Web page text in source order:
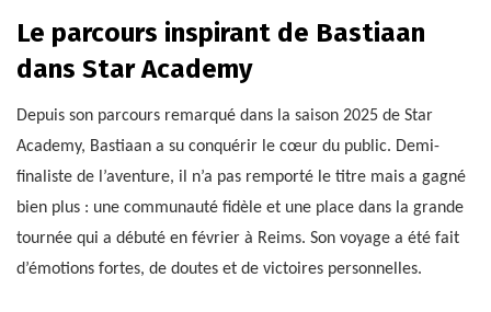
Le parcours inspirant de Bastiaan
dans Star Academy
Depuis son parcours remarqué dans la saison 2025 de Star
Academy, Bastiaan a su conquérir le cœur du public. Demi-
finaliste de l’aventure, il n’a pas remporté le titre mais a gagné
bien plus : une communauté fidèle et une place dans la grande
tournée qui a débuté en février à Reims. Son voyage a été fait
d’émotions fortes, de doutes et de victoires personnelles.